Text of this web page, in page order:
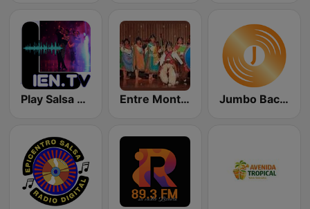
Play Salsa and Todo Norte Entre Montañas y Valles he nacido Jumbo Bachata Radio